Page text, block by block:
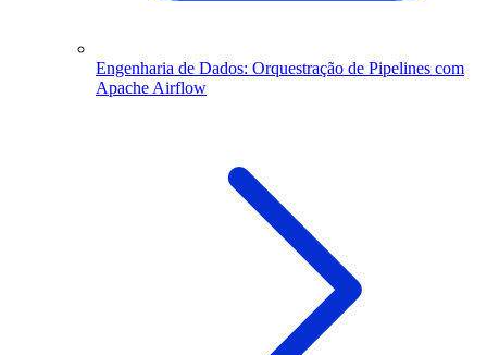
Engenharia de Dados: Orquestração de Pipelines com
Apache Airflow